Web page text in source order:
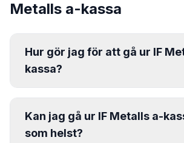
Metalls a-kassa
Hur gör jag för att gå ur IF
kassa?
För att gå ur IF Metalls a-kassa
kontakta a-kassan direkt. Det görs
Mina sidor på IF Metalls a-
Kan jag gå ur IF Metalls a-
som helst?